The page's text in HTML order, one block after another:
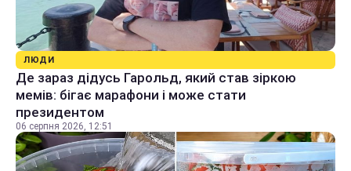
ЛЮДИ
Де зараз дідусь Гарольд, який став зіркою
мемів: бігає марафони і може стати
президентом
06 серпня 2026, 12:51